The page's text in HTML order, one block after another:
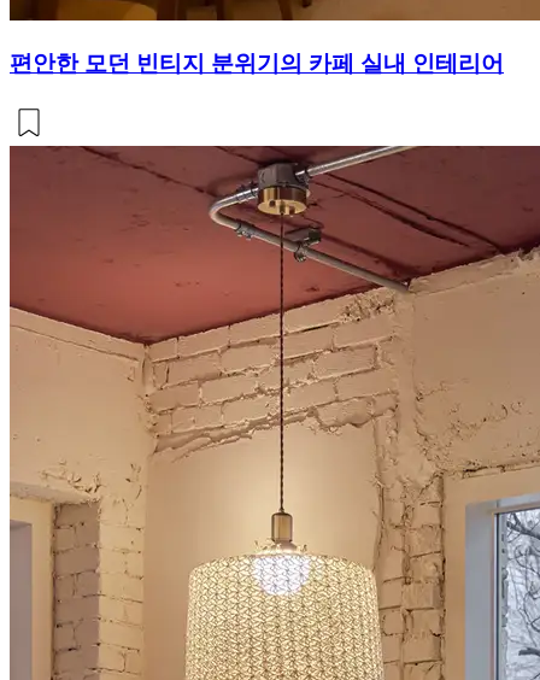
편안한 모던 빈티지 분위기의 카페 실내 인테리어